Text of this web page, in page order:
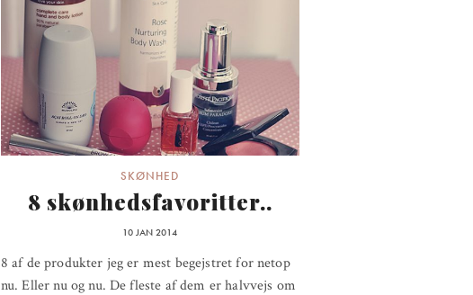
SKØNHED
8 skønhedsfavoritter..
10 JAN 2014
8 af de produkter jeg er mest begejstret for netop
nu. Eller nu og nu. De fleste af dem er halvvejs om